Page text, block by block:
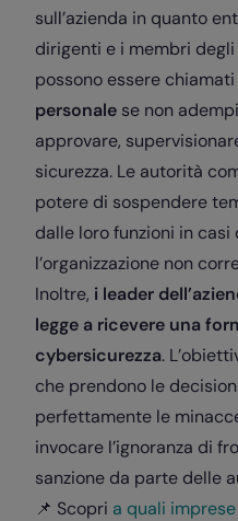
sull’azienda in quanto
dirigenti e i membri
possono essere
personale se non
approvare,
sicurezza. Le autorità
potere di sospendere
dalle loro funzioni in casi
l’organizzazione non
Inoltre, i leader
legge a ricevere una
cybersicurezza.
che prendono le
perfettamente le
invocare l’ignoranza di
sanzione da parte delle
📌 Scopri a quali